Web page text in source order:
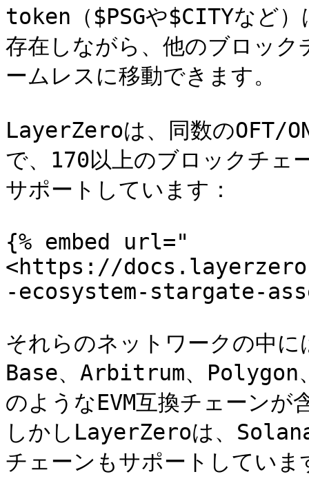
token（$PSGや$CITYなど
存在しながら、他のブロッ
ームレスに移動できます。
LayerZeroは、同数の
で、170以上のブロックチェ
サポートしています：
{% embed url="
<https://
-ecosystem-stargate-
それらのネットワークの中
Base、Arbitrum、
のようなEVM互換チェーンが
しかしLayerZeroは、
チェーンもサポートしていま